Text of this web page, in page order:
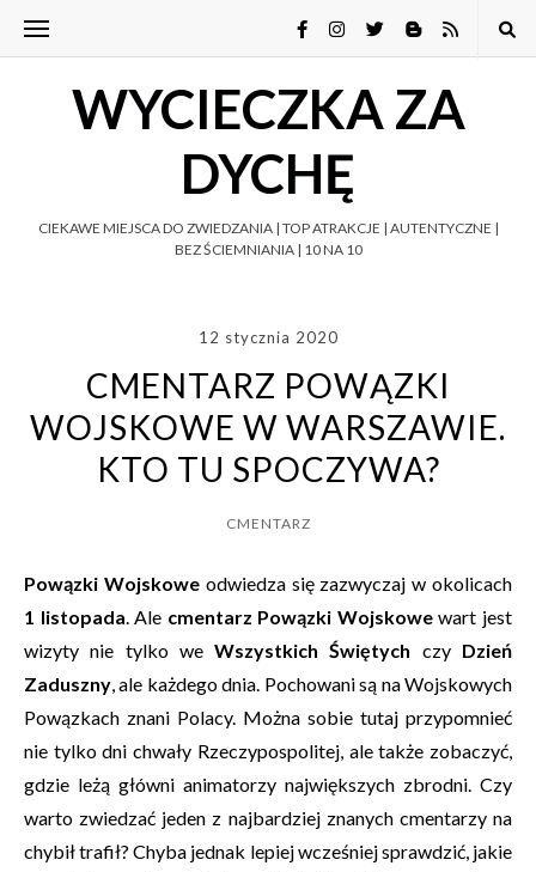
WYCIECZKA ZA
DYCHĘ
CIEKAWE MIEJSCA DO ZWIEDZANIA | TOP ATRAKCJE | AUTENTYCZNE |
BEZ ŚCIEMNIANIA | 10 NA 10
12 stycznia 2020
CMENTARZ POWĄZKI
WOJSKOWE W WARSZAWIE.
KTO TU SPOCZYWA?
CMENTARZ
Powązki Wojskoweodwiedza się zazwyczaj w okolicach
1 listopada. Ale cmentarz Powązki Wojskowewart jest
wizyty nie tylko weWszystkich Świętych czy Dzień
Zaduszny, ale każdego dnia. Pochowani są na Wojskowych
Powązkach znani Polacy. Można sobie tutaj przypomnieć
nie tylko dni chwały Rzeczypospolitej, ale także zobaczyć,
gdzie leżą główni animatorzy największych zbrodni. Czy
warto zwiedzać jeden z najbardziej znanych cmentarzy na
chybił trafił? Chyba jednak lepiej wcześniej sprawdzić, jakie